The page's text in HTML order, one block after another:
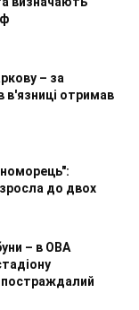
– за
в'язниці отримав
до двох
– в ОВА
постраждалий